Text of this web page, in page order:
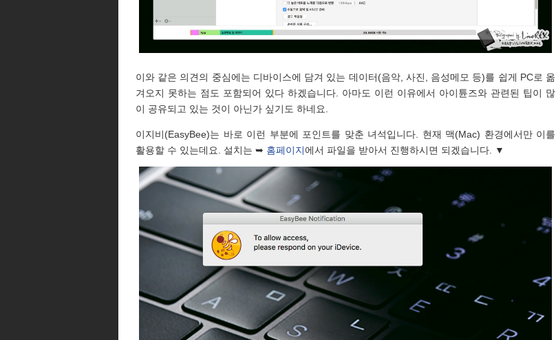
이와 같은 의견의 중심에는 디바이스에 담겨 있는 데이터(음악, 사진, 음성메모 등)를 쉽게 PC로 옮
겨오지 못하는 점도 포함되어 있다 하겠습니다. 아마도 이런 이유에서 아이튠즈와 관련된 팁이 많
이 공유되고 있는 것이 아닌가 싶기도 하네요.
이지비(EasyBee)는 바로 이런 부분에 포인트를 맞춘 녀석입니다. 현재 맥(Mac) 환경에서만 이를
활용할 수 있는데요. 설치는 ➥ 홈페이지에서 파일을 받아서 진행하시면 되겠습니다. ▼